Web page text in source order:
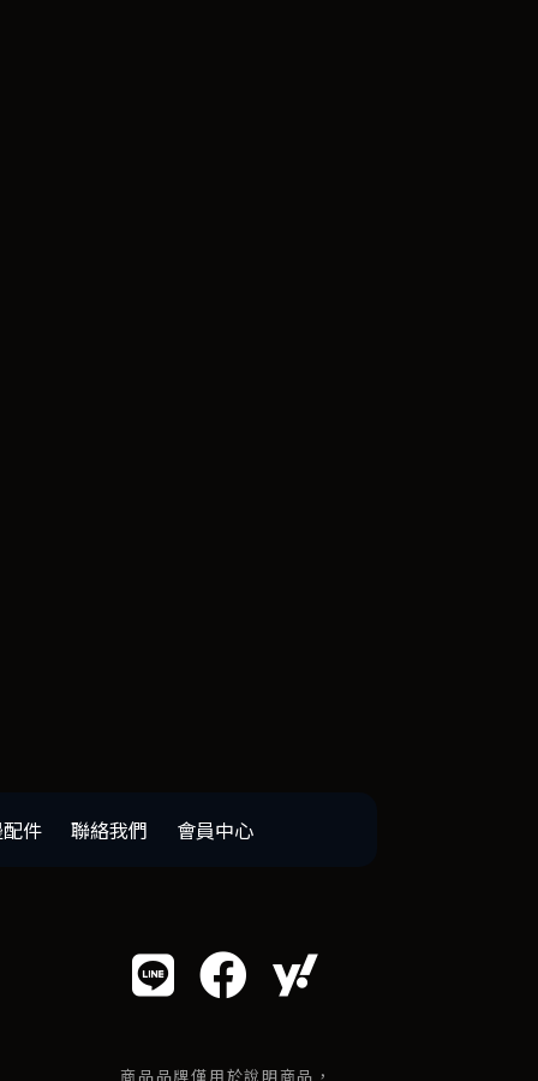
件 聯絡我們 會員中心
商品品牌僅用於說明商品，